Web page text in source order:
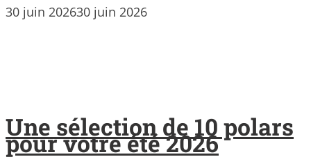
30 juin 202630 juin 2026
Une sélection de 10 polars
pour votre été 2026